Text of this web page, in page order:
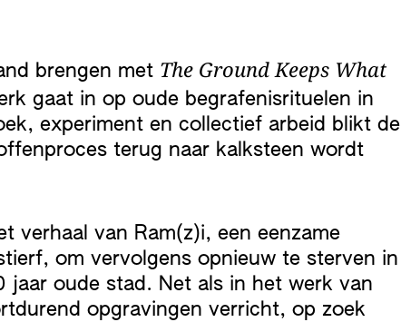
brengen met The Ground Keeps What
gaat in op oude begrafenisrituelen in
experiment en collectief arbeid blikt de
terug naar kalksteen wordt
verhaal van Ram(z)i, een eenzame
om vervolgens opnieuw te sterven in
oude stad. Net als in het werk van
opgravingen verricht, op zoek